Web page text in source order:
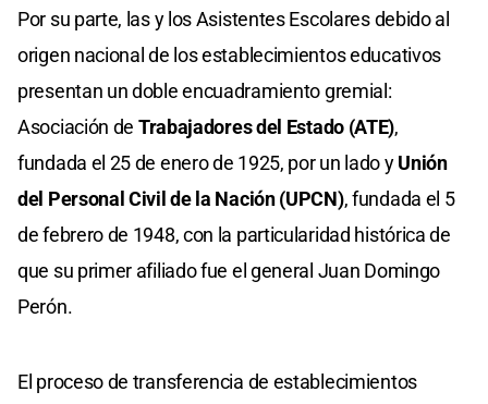
Por su parte, las y los Asistentes Escolares debido al
origen nacional de los establecimientos educativos
presentan un doble encuadramiento gremial:
Asociación de Trabajadores del Estado (ATE),
fundada el 25 de enero de 1925, por un lado yUnión
del Personal Civil de la Nación (UPCN), fundada el 5
de febrero de 1948, con la particularidad histórica de
que su primer afiliado fue el general Juan Domingo
Perón.
El proceso de transferencia de establecimientos